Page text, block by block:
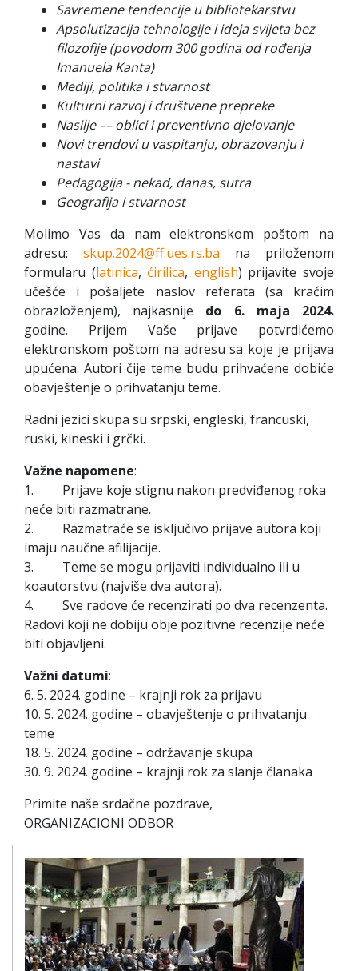
Savremene tendencije u bibliotekarstvu
Apsolutizacija tehnologije i ideja svijeta bez
filozofije(povodom 300 godina od rođenja
Imanuela Kanta)
Mediji, politika i stvarnost
Kulturni razvoj i društvene prepreke
Nasilje –– oblici i preventivno djelovanje
Novi trendovi u vaspitanju, obrazovanju i
nastavi
Pedagogija - nekad, danas, sutra
Geografija i stvarnost
Molimo Vas da nam elektronskom poštom na
adresu: skup.2024@ff.ues.rs.ba na priloženom
formularu (latinica, ćirilica, english) prijavite svoje
učešće i pošaljete naslov referata (sa kraćim
obrazloženjem), najkasnije do 6. maja 2024.
godine. Prijem Vaše prijave potvrdićemo
elektronskom poštom na adresu sa koje je prijava
upućena. Autori čije teme budu prihvaćene dobiće
obavještenje o prihvatanju teme.
Radni jezici skupa su srpski, engleski, francuski,
ruski, kineski i grčki.
Važne napomene:
1. Prijave koje stignu nakon predviđenog roka
neće biti razmatrane.
2. Razmatraće se isključivo prijave autora koji
imaju naučne afilijacije.
3. Teme se mogu prijaviti individualno ili u
koautorstvu (najviše dva autora).
4. Sve radove će recenzirati po dva recenzenta.
Radovi koji ne dobiju obje pozitivne recenzije neće
biti objavljeni.
Važni datumi:
6. 5. 2024. godine – krajnji rok za prijavu
10. 5. 2024. godine – obavještenje o prihvatanju
teme
18. 5. 2024. godine – održavanje skupa
30. 9. 2024. godine – krajnji rok za slanje članaka
Primite naše srdačne pozdrave,
ORGANIZACIONI ODBOR